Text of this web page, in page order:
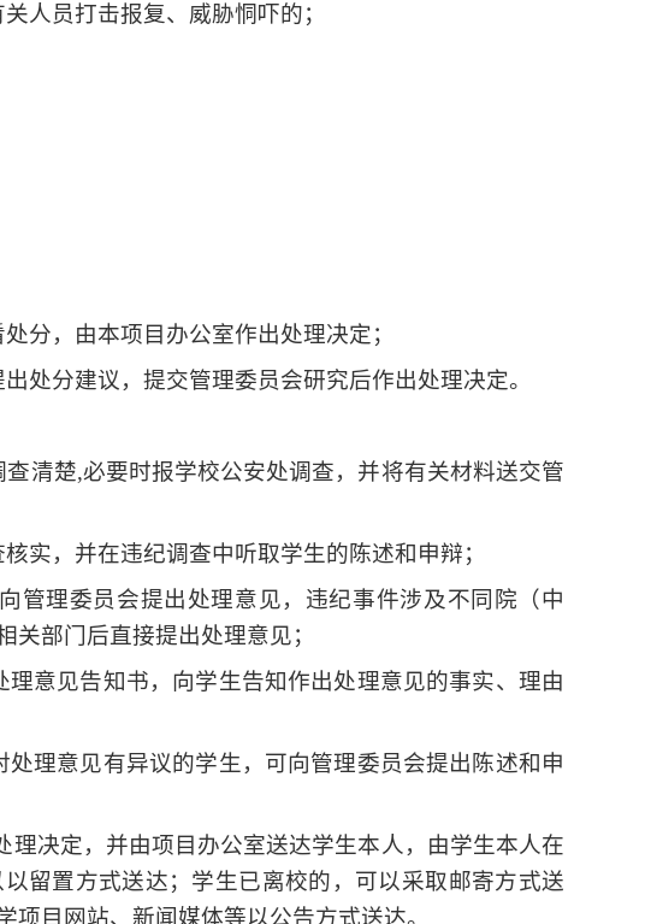
人员打击报复、威胁恫吓的；
分，由本项目办公室作出处理决定；
处分建议，提交管理委员会研究后作出处理决定。
查清楚,必要时报学校公安处调查，并将有关材料送交管
实，并在违纪调查中听取学生的陈述和申辩；
管理委员会提出处理意见，违纪事件涉及不同院（中
部门后直接提出处理意见；
意见告知书，向学生告知作出处理意见的事实、理由
理意见有异议的学生，可向管理委员会提出陈述和申
决定，并由项目办公室送达学生本人，由学生本人在
留置方式送达；学生已离校的，可以采取邮寄方式送
目网站、新闻媒体等以公告方式送达。